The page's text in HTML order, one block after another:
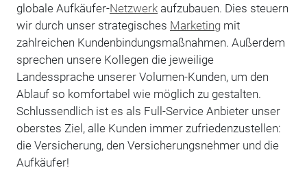
globale Aufkäufer-Netzwerkaufzubauen. Dies steuern
wir durch unser strategisches Marketingmit
zahlreichen Kundenbindungsmaßnahmen. Außerdem
sprechen unsere Kollegen die jeweilige
Landessprache unserer Volumen-Kunden, um den
Ablauf so komfortabel wie möglich zu gestalten.
Schlussendlich ist es als Full-Service Anbieter unser
oberstes Ziel, alle Kunden immer zufriedenzustellen:
die Versicherung, den Versicherungsnehmer und die
Aufkäufer!